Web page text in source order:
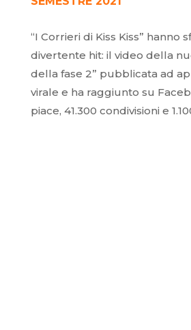
“I Corrieri di Kiss Kiss” hanno
divertente hit: il video della
della fase 2” pubblicata ad
virale e ha raggiunto su
piace, 41.300 condivisioni e